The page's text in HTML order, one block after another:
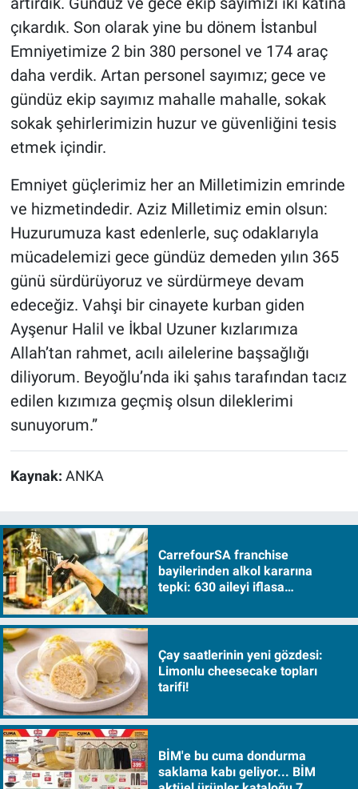
çıkardık. Son olarak yine bu dönem İstanbul
Emniyetimize 2 bin 380 personel ve 174 araç
daha verdik. Artan personel sayımız; gece ve
gündüz ekip sayımız mahalle mahalle, sokak
sokak şehirlerimizin huzur ve güvenliğini tesis
etmek içindir.
Emniyet güçlerimiz her an Milletimizin emrinde
ve hizmetindedir. Aziz Milletimiz emin olsun:
Huzurumuza kast edenlerle, suç odaklarıyla
mücadelemizi gece gündüz demeden yılın 365
günü sürdürüyoruz ve sürdürmeye devam
edeceğiz. Vahşi bir cinayete kurban giden
Ayşenur Halil ve İkbal Uzuner kızlarımıza
Allah’tan rahmet, acılı ailelerine başsağlığı
diliyorum. Beyoğlu’nda iki şahıs tarafından tacız
edilen kızımıza geçmiş olsun dileklerimi
sunuyorum.”
Kaynak: ANKA
CarrefourSA franchise
bayilerinden alkol kararına
tepki: 630 aileyi iflasa
Çay saatlerinin yeni gözdesi:
Limonlu cheesecake topları
tarifi!
BİM'e bu cuma dondurma
saklama kabı geliyor... BİM